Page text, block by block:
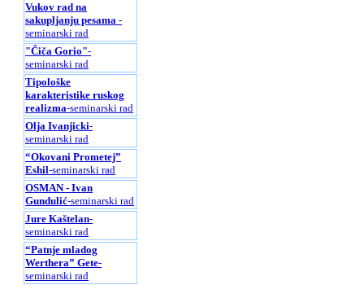
Vukov rad na
sakupljanju pesama -
seminarski rad
"Čiča Gorio"-
seminarski rad
Tipološke
karakteristike ruskog
realizma-seminarski rad
Olja Ivanjicki-
seminarski rad
“Okovani Prometej”
Eshil-seminarski rad
OSMAN - Ivan
Gundulić-seminarski rad
Jure Kaštelan-
seminarski rad
“Patnje mladog
Werthera” Gete-
seminarski rad